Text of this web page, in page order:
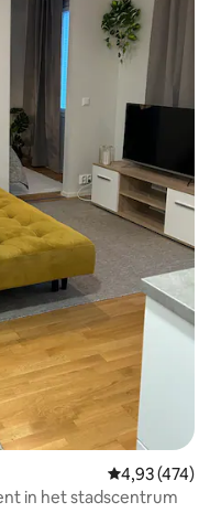
Gemiddelde
4,93 (474)
in het stadscentrum